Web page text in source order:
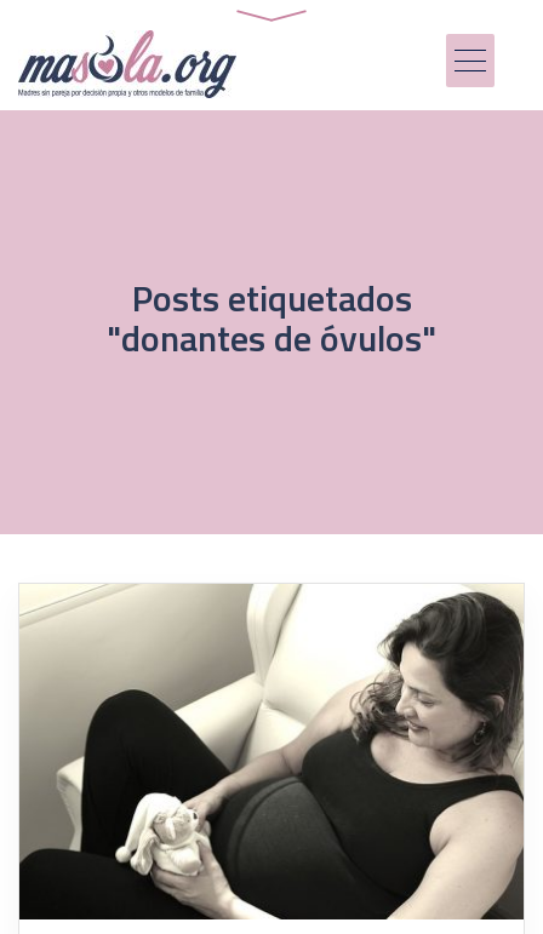
Posts etiquetados
"donantes de óvulos"